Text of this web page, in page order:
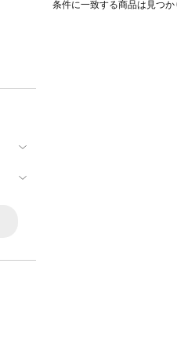
条件に一致する商品は見つ